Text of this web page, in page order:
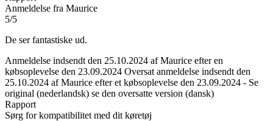
Anmeldelse fra Maurice
5/5
De ser fantastiske ud.
Anmeldelse indsendt den 25.10.2024 af Maurice efter en
købsoplevelse den 23.09.2024 Oversat anmeldelse indsendt den
25.10.2024 af Maurice efter et købsoplevelse den 23.09.2024 - Se
original (nederlandsk) se den oversatte version (dansk)
Rapport
Sørg for kompatibilitet med dit køretøj